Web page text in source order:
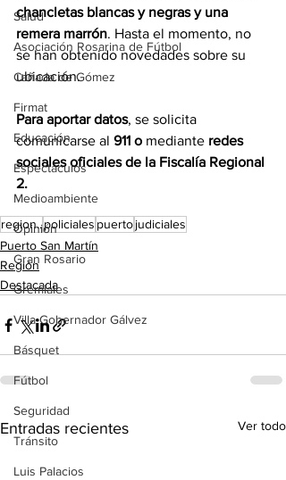
Salud
Asociación Rosarina de Fútbol
Cañada de Gómez
Firmat
Educación
Espectáculos
Medioambiente
Opinión
Gran Rosario
Gremiales
Villa Gobernador Gálvez
Básquet
Fútbol
Seguridad
Tránsito
Luis Palacios
chancletas blancas y negras y una
remera marrón. Hasta el momento, no
se han obtenido novedades sobre su
ubicación.
Para aportar datos, se solicita
comunicarse al 911 o mediante redes
sociales oficiales de la Fiscalía Regional
2.
region..policiales puertojudiciales
Puerto San Martín
Región
Destacada
Entradas recientes Ver todo